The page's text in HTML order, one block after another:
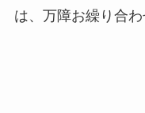
は、万障お繰り合